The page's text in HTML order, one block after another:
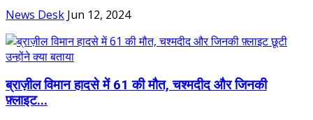
News Desk Jun 12, 2024
ब्राज़ील विमान हादसे में 61 की मौत, चश्मदीद और जिनकी
फ़्लाइट...